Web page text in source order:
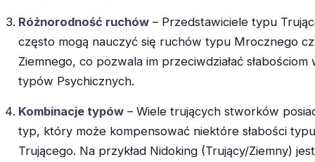
Różnorodność ruchów – Przedstawiciele typu
często mogą nauczyć się ruchów typu Mrocznego
Ziemnego, co pozwala im przeciwdziałać słabościom
typów Psychicznych.
Kombinacje typów – Wiele trujących stworków
typ, który może kompensować niektóre słabości typu
Trującego. Na przykład Nidoking (Trujący/Ziemny)